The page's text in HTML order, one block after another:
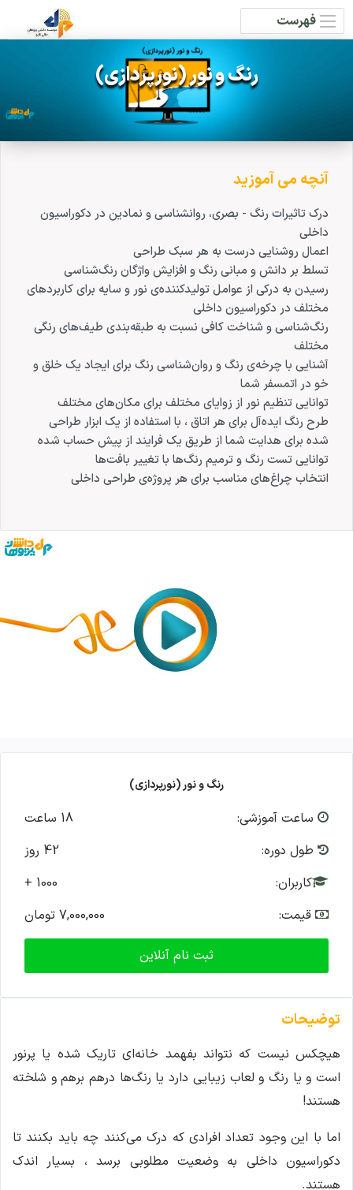
فهرست
رنگ و نور (نورپردازی)
آنچه می آموزید
درک تاثیرات رنگ - بصری، روانشناسی و نمادین در دکوراسیون
داخلی
اعمال روشنایی درست به هر سبک طراحی
تسلط بر دانش و مبانی رنگ و افزایش واژگان رنگ‌شناسی
رسیدن به درکی از عوامل تولیدکننده‌ی نور و سایه برای کاربردهای
مختلف در دکوراسیون داخلی
رنگ‌شناسی و شناخت کافی نسبت به طبقه‌بندی طیف‌های رنگی
مختلف
آشنایی با چرخه‌ی رنگ و روان‌شناسی رنگ برای ایجاد یک خلق و
خو در اتمسفر شما
توانایی تنظیم نور از زوایای مختلف برای مکان‌های مختلف
طرح رنگ ایده‌آل برای هر اتاق ، با استفاده از یک ابزار طراحی
شده برای هدایت شما از طریق یک فرایند از پیش حساب شده
توانایی تست رنگ و ترمیم رنگ‌ها با تغییر بافت‌ها
انتخاب چراغ‌های مناسب برای هر پروژه‌ی طراحی داخلی
رنگ و نور (نورپردازی)
ساعت آموزشی:
18 ساعت
طول دوره:
42 روز
کاربران:
+ 1000
قیمت:
7,000,000 تومان
ثبت نام آنلاین
توضیحات
هیچکس نیست که نتواند بفهمد خانه‌ای تاریک شده یا پرنور
است و یا رنگ و لعاب زیبایی دارد یا رنگ‌ها درهم برهم و شلخته
هستند!
اما با این وجود تعداد افرادی که درک می‌کنند چه باید بکنند تا
دکوراسیون داخلی به وضعیت مطلوبی برسد ، بسیار اندک
هستند.